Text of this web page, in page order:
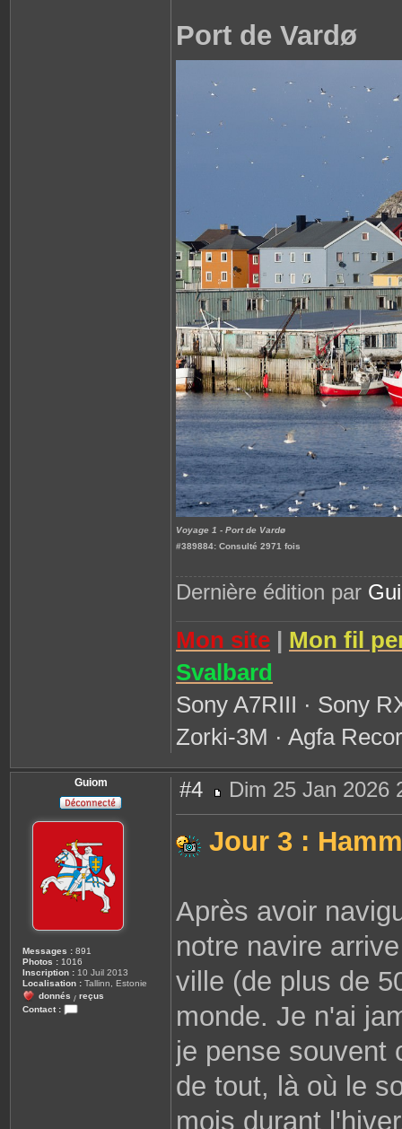
Port de Vardø
Voyage 1 - Port de Vardø
#389884: Consulté 2971 fois
Dernière édition par
Mon site | Mon fil
Svalbard
Sony A7RIII · Sony
Zorki-3M · Agfa
Guiom
Messages : 891
Photos : 1016
Inscription : 10 Juil 2013
Localisation : Tallinn, Estonie
donnés / reçus
Contact :
#4
e
s
a
Dim 25 Jan 2026
Jour 3 :
Après avoir
notre navire
ville (de plus de
monde. Je n'ai
je pense souvent
de tout, là où le
mois durant